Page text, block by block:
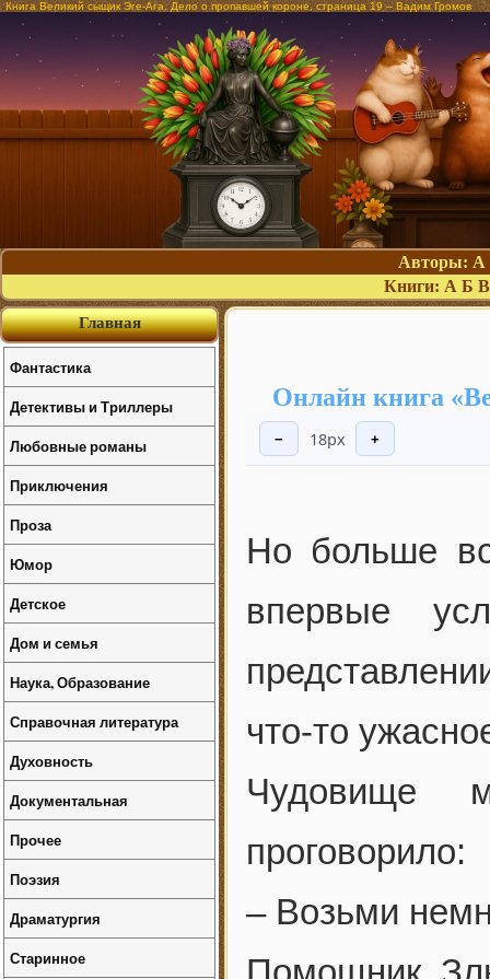
Книга Великий сыщик Эге-Ага. Дело о пропавшей короне, страница 19 – Вадим Громов
Авторы: А
Книги: А Б В
Онлайн книга
− 18px +
Но больше
впервые
что-то
Чудовище
проговорило:
– Возьми
Главная
Фантастика
Детективы и Триллеры
Любовные романы
Приключения
Проза
Юмор
Детское
Дом и семья
Наука, Образование
Справочная литература
Духовность
Документальная
Прочее
Поэзия
Драматургия
Старинное